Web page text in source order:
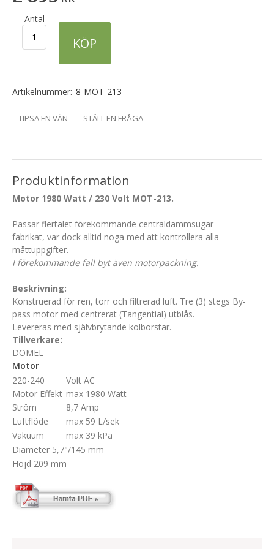
Antal
KÖP
Artikelnummer: 8-MOT-213
TIPSA EN VÄN STÄLL EN FRÅGA
Produktinformation
Motor 1980 Watt / 230 Volt MOT-213.
Passar flertalet förekommande centraldammsugar
fabrikat, var dock alltid noga med att kontrollera alla
måttuppgifter.
I förekommande fall byt även motorpackning.
Beskrivning:
Konstruerad för ren, torr och filtrerad luft. Tre (3) stegs By-
pass motor med centrerat (Tangential) utblås.
Levereras med självbrytande kolborstar.
Tillverkare:
DOMEL
Motor
220-240
Volt AC
Motor Effekt max 1980 Watt
Ström
8,7 Amp
Luftflöde
max 59 L/sek
Vakuum
max 39 kPa
Diameter 5,7"/145 mm
Höjd 209 mm